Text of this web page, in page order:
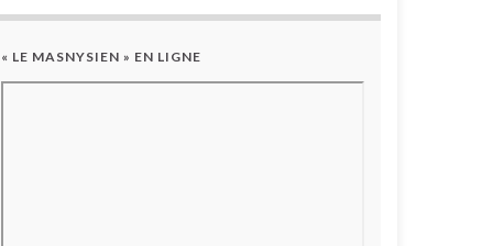
« LE MASNYSIEN » EN LIGNE